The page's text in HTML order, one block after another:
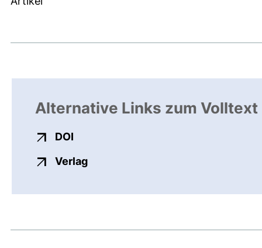
Alternative Links zum Volltext
DOI
Verlagexterner Link, öffnet neues